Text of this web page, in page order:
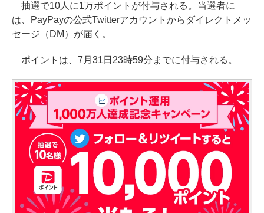
抽選で10人に1万ポイントが付与される。当選者に
は、PayPayの公式Twitterアカウントからダイレクトメッ
セージ（DM）が届く。
ポイントは、7月31日23時59分までに付与される。